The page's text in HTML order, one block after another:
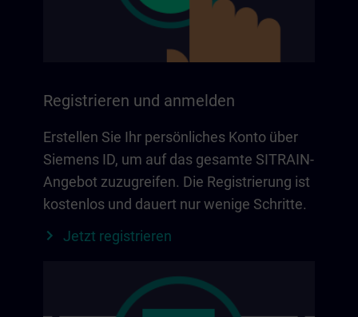
Registrieren und anmelden
Erstellen Sie Ihr persönliches Konto über
Siemens ID, um auf das gesamte SITRAIN-
Angebot zuzugreifen. Die Registrierung ist
kostenlos und dauert nur wenige Schritte.
Jetzt registrieren